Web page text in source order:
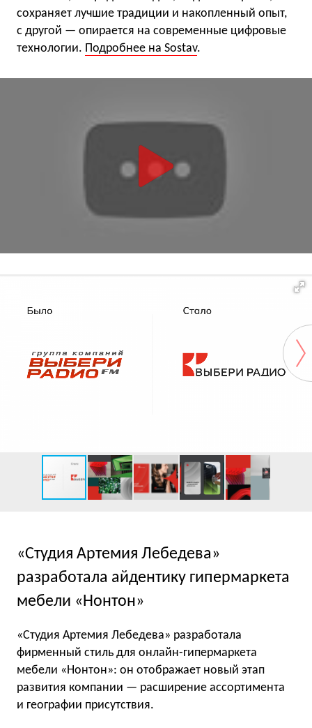
сохраняет лучшие традиции и накопленный опыт,
с другой — опирается на современные цифровые
технологии. Подробнее на Sostav.
«Студия Артемия Лебедева»
разработала айдентику гипермаркета
мебели «Нонтон»
«Студия Артемия Лебедева» разработала
фирменный стиль для онлайн-гипермаркета
мебели «Нонтон»: он отображает новый этап
развития компании — расширение ассортимента
и географии присутствия.